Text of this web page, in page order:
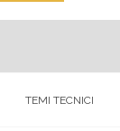
TEMI TECNICI